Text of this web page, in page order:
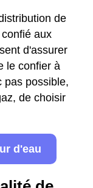
de
aux
d'assurer
le confier à
pas possible,
de choisir
d'eau